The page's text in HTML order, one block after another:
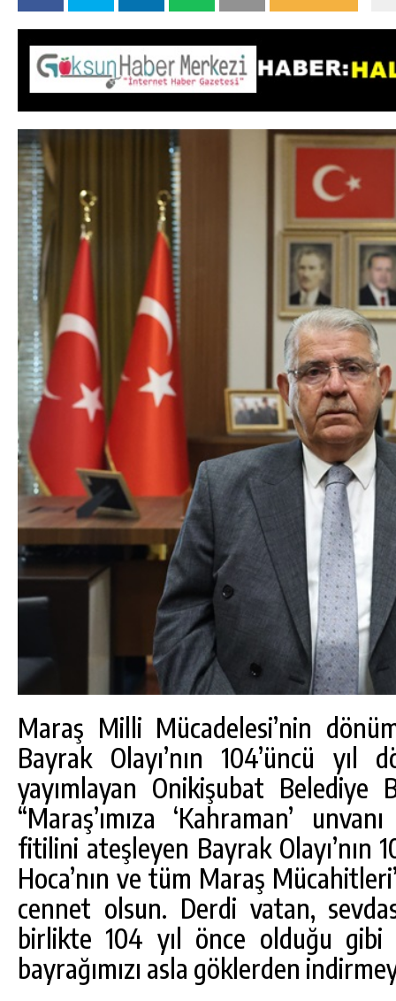
Maraş Milli Mücadelesi’nin
Bayrak Olayı’nın 104’üncü yıl
yayımlayan Onikişubat Belediye
“Maraş’ımıza ‘Kahraman’
fitilini ateşleyen Bayrak Olayı’nın
Hoca’nın ve tüm Maraş
cennet olsun. Derdi vatan,
birlikte 104 yıl önce olduğu gibi
bayrağımızı asla göklerden
GÜNLÜK HABER AKIŞI
GÖKSUN HAFIZLIK KIZ KUR’AN KURSU
ÖĞRENCILERINE DARENDE GEZISI.